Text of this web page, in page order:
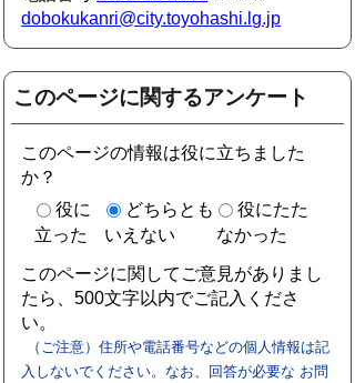
dobokukanri@city.toyohashi.lg.jp
このページに関するアンケート
このページの情報は役に立ちました
か？
役に
立った
どちらとも
いえない
役にたた
なかった
このページに関してご意見がありまし
たら、500文字以内でご記入くださ
い。
（ご注意）住所や電話番号などの個人情報は記
入しないでください。なお、回答が必要な お問